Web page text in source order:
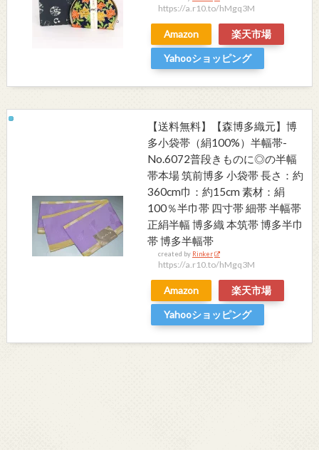
https://a.r10.to/hMgq3M
Amazon
楽天市場
Yahooショッピング
【送料無料】【森博多織元】博
多小袋帯（絹100%）半幅帯-
No.6072普段きものに◎の半幅
帯本場 筑前博多 小袋帯 長さ：約
360cm巾：約15cm 素材：絹
100％半巾帯 四寸帯 細帯 半幅帯
正絹半幅 博多織 本筑帯 博多半巾
帯 博多半幅帯
created by Rinker
https://a.r10.to/hMgq3M
Amazon
楽天市場
Yahooショッピング